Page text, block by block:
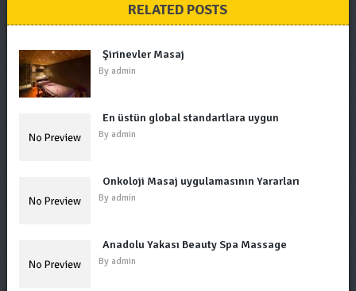
RELATED POSTS
Şirinevler Masaj
By admin
En üstün global standartlara uygun
By admin
Onkoloji Masaj uygulamasının Yararları
By admin
Anadolu Yakası Beauty Spa Massage
By admin